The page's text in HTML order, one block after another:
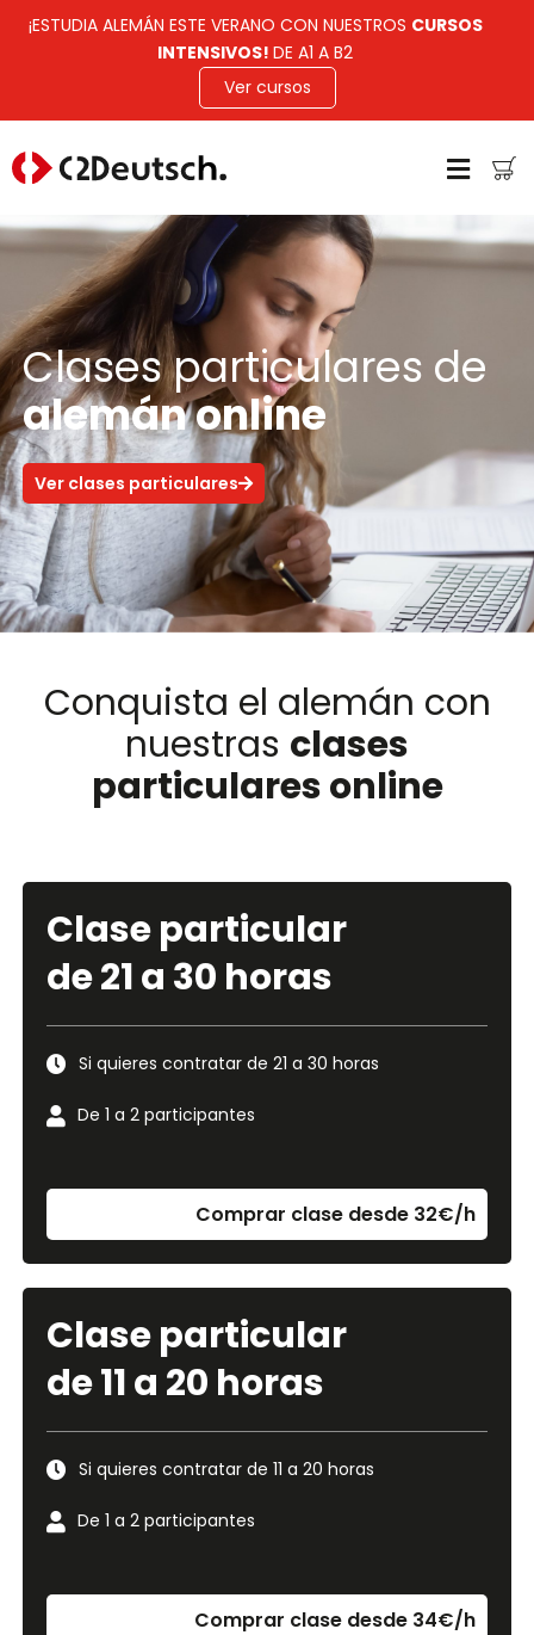
¡ESTUDIA ALEMÁN ESTE VERANO CON NUESTROS CURSOS
INTENSIVOS! DE A1 A B2
Ver cursos
Clases particulares de
alemán online
Ver clases particulares
Conquista el alemán con
nuestras clases
particulares online
Clase particular
de 21 a 30 horas
Si quieres contratar de 21 a 30 horas
De 1 a 2 participantes
Comprar clase desde 32€/h
Clase particular
de 11 a 20 horas
Si quieres contratar de 11 a 20 horas
De 1 a 2 participantes
Comprar clase desde 34€/h